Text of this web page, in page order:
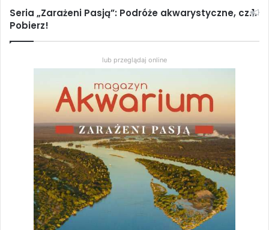
Seria „Zarażeni Pasją”: Podróże akwarystyczne, cz.1.
Pobierz!
lub przeglądaj online